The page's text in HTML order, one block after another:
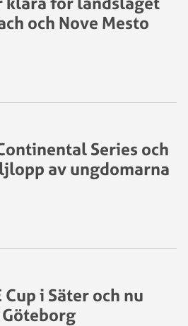
och Nove Mesto
Series och
av ungdomarna
i Säter och nu